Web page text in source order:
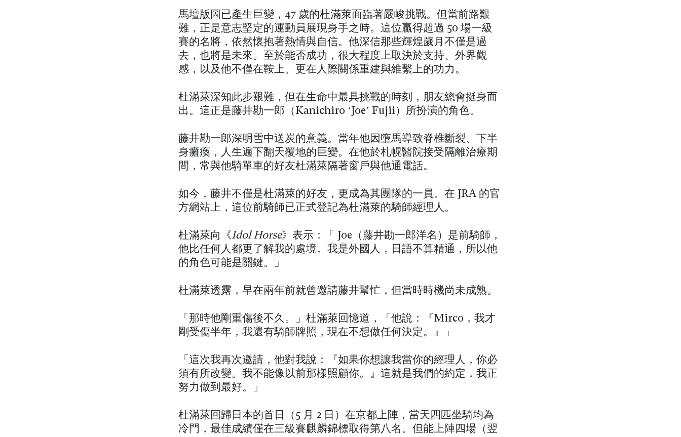
馬壇版圖已產生巨變，47 歲的杜滿萊面臨著嚴峻挑戰。但當前路艱
難，正是意志堅定的運動員展現身手之時。這位贏得超過 50 場一級
賽的名將，依然懷抱著熱情與自信。他深信那些輝煌歲月不僅是過
去，也將是未來。至於能否成功，很大程度上取決於支持、外界觀
感，以及他不僅在鞍上、更在人際關係重建與維繫上的功力。
杜滿萊深知此步艱難，但在生命中最具挑戰的時刻，朋友總會挺身而
出。這正是藤井勘一郎（Kanichiro ‘Joe’ Fujii）所扮演的角色。
藤井勘一郎深明雪中送炭的意義。當年他因墮馬導致脊椎斷裂、下半
身癱瘓，人生遍下翻天覆地的巨變。在他於札幌醫院接受隔離治療期
間，常與他騎單車的好友杜滿萊隔著窗戶與他通電話。
如今，藤井不僅是杜滿萊的好友，更成為其團隊的一員。在 JRA 的官
方網站上，這位前騎師已正式登記為杜滿萊的騎師經理人。
杜滿萊向《Idol Horse》表示：「 Joe（藤井勘一郎洋名）是前騎師，
他比任何人都更了解我的處境。我是外國人，日語不算精通，所以他
的角色可能是關鍵。」
杜滿萊透露，早在兩年前就曾邀請藤井幫忙，但當時時機尚未成熟。
「那時他剛重傷後不久。」杜滿萊回憶道，「他說：『Mirco，我才
剛受傷半年，我還有騎師牌照，現在不想做任何決定。』」
「這次我再次邀請，他對我說：『如果你想讓我當你的經理人，你必
須有所改變。我不能像以前那樣照顧你。』這就是我們的約定，我正
努力做到最好。」
杜滿萊回歸日本的首日（5 月 2 日）在京都上陣，當天四匹坐騎均為
冷門，最佳成績僅在三級賽麒麟錦標取得第八名。但能上陣四場（翌